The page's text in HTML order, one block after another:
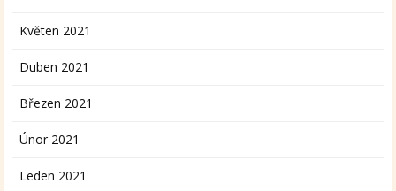
Květen 2021
Duben 2021
Březen 2021
Únor 2021
Leden 2021